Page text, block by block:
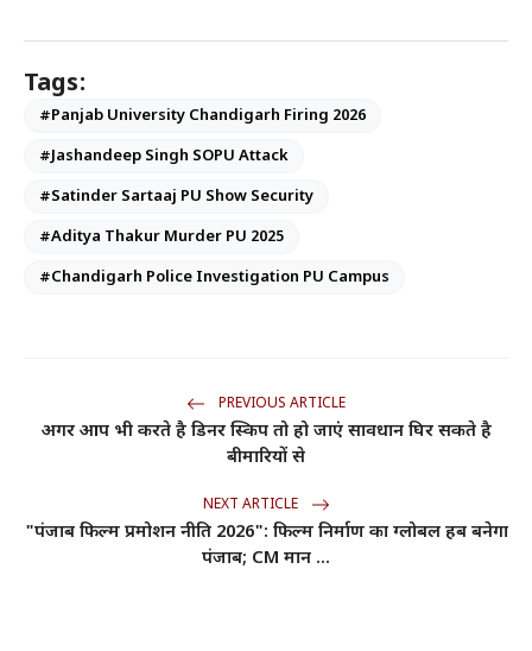
Tags:
#Panjab University Chandigarh Firing 2026
#Jashandeep Singh SOPU Attack
#Satinder Sartaaj PU Show Security
#Aditya Thakur Murder PU 2025
#Chandigarh Police Investigation PU Campus
PREVIOUS ARTICLE
अगर आप भी करते है डिनर स्किप तो हो जाएं सावधान घिर सकते है
बीमारियों से
NEXT ARTICLE
"पंजाब फिल्म प्रमोशन नीति 2026": फिल्म निर्माण का ग्लोबल हब बनेगा
पंजाब; CM मान ...